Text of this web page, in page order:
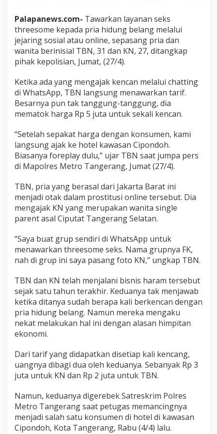
Palapanews.com- Tawarkan layanan seks
threesome kepada pria hidung belang melalui
jejaring sosial atau online, sepasang pria dan
wanita berinisial TBN, 31 dan KN, 27, ditangkap
pihak kepolisian, Jumat, (27/4).
Ketika ada yang mengajak kencan melalui chatting
di WhatsApp, TBN langsung menawarkan tarif.
Besarnya pun tak tanggung-tanggung, dia
mematok harga Rp 5 juta untuk sekali kencan.
“Setelah sepakat harga dengan konsumen, kami
langsung ajak ke hotel kawasan Cipondoh.
Biasanya foreplay dulu,” ujar TBN saat jumpa pers
di Mapolres Metro Tangerang, Jumat (27/4).
TBN, pria yang berasal dari Jakarta Barat ini
menjadi otak dalam prostitusi online tersebut. Dia
mengajak KN yang merupakan wanita single
parent asal Ciputat Tangerang Selatan.
“Saya buat grup sendiri di WhatsApp untuk
menawarkan threesome seks. Nama grupnya FK,
nah di grup ini saya pasang foto KN,” ungkap TBN.
TBN dan KN telah menjalani bisnis haram tersebut
sejak satu tahun terakhir. Keduanya tak menjawab
ketika ditanya sudah berapa kali berkencan dengan
pria hidung belang. Namun mereka mengaku
nekat melakukan hal ini dengan alasan himpitan
ekonomi.
Dari tarif yang didapatkan disetiap kali kencang,
uangnya dibagi dua oleh keduanya. Sebanyak Rp 3
juta untuk KN dan Rp 2 juta untuk TBN.
Namun, keduanya digerebek Satreskrim Polres
Metro Tangerang saat petugas memancingnya
menjadi salah satu konsumen di hotel di kawasan
Cipondoh, Kota Tangerang, Rabu (4/4) lalu.